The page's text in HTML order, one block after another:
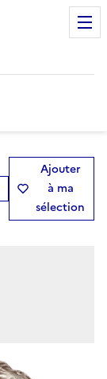
Ajouter
à ma
sélection